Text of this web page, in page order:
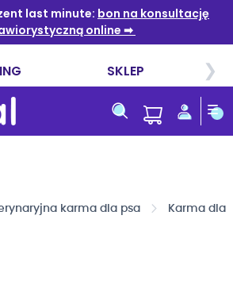
karma dla psa Karma dla